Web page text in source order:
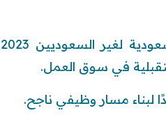
في سوق العمل.
لبناء مسار وظيفي ناجح.